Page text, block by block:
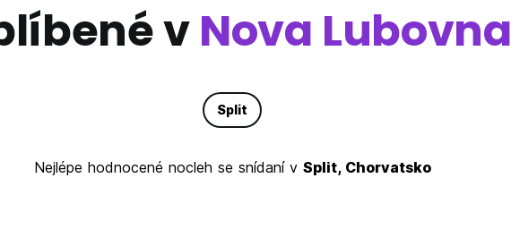
vNova Lubovna
Split
Nejlépe hodnocené nocleh se snídaní v Split, Chorvatsko